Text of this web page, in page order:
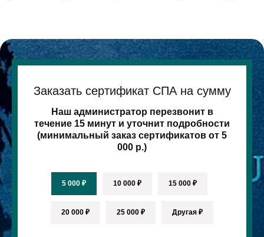
Заказать сертификат СПА на сумму
Наш администратор перезвонит в
течение 15 минут и уточнит подробности
(минимальный заказ сертификатов от 5
000 р.)
5 000 ₽ 10 000 ₽ 15 000 ₽
20 000 ₽ 25 000 ₽ Другая ₽
Депозитная карта
Platinum
10% скидка на косметику La Sultane de
Saba, Thalasso Bretagne, Davines
1 бесплатный коктейль в неделю
Бесплатная доставка товаров розничного
ассортимента при покупке от 10 000
рублей
сертификата